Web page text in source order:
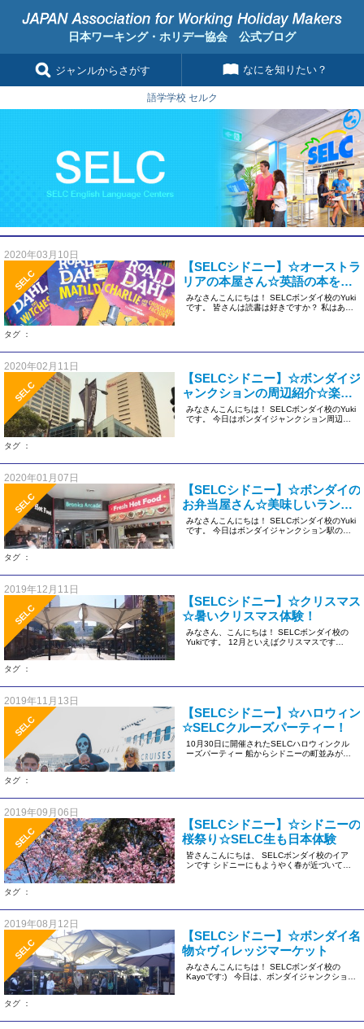
日本ワーキング・ホリデー協会 公式ブログ
ジャンルからさがす なにを知りたい？
語学学校 セルク
2020年03月10日
SELC
【SELCシドニー】☆オーストラ
リアの本屋さん☆英語の本を読
みましょう！
みなさんこんにちは！ SELCボンダイ校のYuki
です。 皆さんは読書は好きですか？ 私はあま
タグ ：
2020年02月11日
SELC
【SELCシドニー】☆ボンダイジ
ャンクションの周辺紹介☆楽し
く買い物しましょう！
みなさんこんにちは！ SELCボンダイ校のYuki
です。 今日はボンダイジャンクション周辺を
タグ ：
2020年01月07日
SELC
【SELCシドニー】☆ボンダイの
お弁当屋さん☆美味しいランチ
を食べましょう！
みなさんこんにちは！ SELCボンダイ校のYuki
です。 今日はボンダイジャンクション駅の周
タグ ：
2019年12月11日
SELC
【SELCシドニー】☆クリスマス
☆暑いクリスマス体験！
みなさん、こんにちは！ SELCボンダイ校の
Yukiです。 12月といえばクリスマスです
タグ ：
2019年11月13日
SELC
【SELCシドニー】☆ハロウィン
☆SELCクルーズパーティー！
10月30日に開催されたSELCハロウィンクル
ーズパーティー 船からシドニーの町並みが綺
タグ ：
2019年09月06日
SELC
【SELCシドニー】☆シドニーの
桜祭り☆SELC生も日本体験
皆さんこんにちは、 SELCボンダイ校のイア
ンです シドニーにもようやく春が近づいてい
タグ ：
2019年08月12日
SELC
【SELCシドニー】☆ボンダイ名
物☆ヴィレッジマーケット
みなさんこんにちは！ SELCボンダイ校の
Kayoです:) 今日は、ボンダイジャンクション
タグ ：